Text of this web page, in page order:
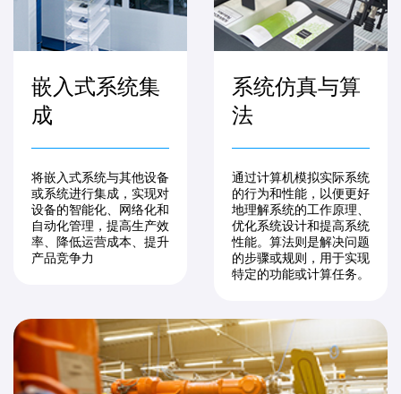
嵌入式系统集
成
将嵌入式系统与其他设备
或系统进行集成，实现对
设备的智能化、网络化和
自动化管理，提高生产效
率、降低运营成本、提升
产品竞争力
系统仿真与算
法
通过计算机模拟实际系统
的行为和性能，以便更好
地理解系统的工作原理、
优化系统设计和提高系统
性能。算法则是解决问题
的步骤或规则，用于实现
特定的功能或计算任务。